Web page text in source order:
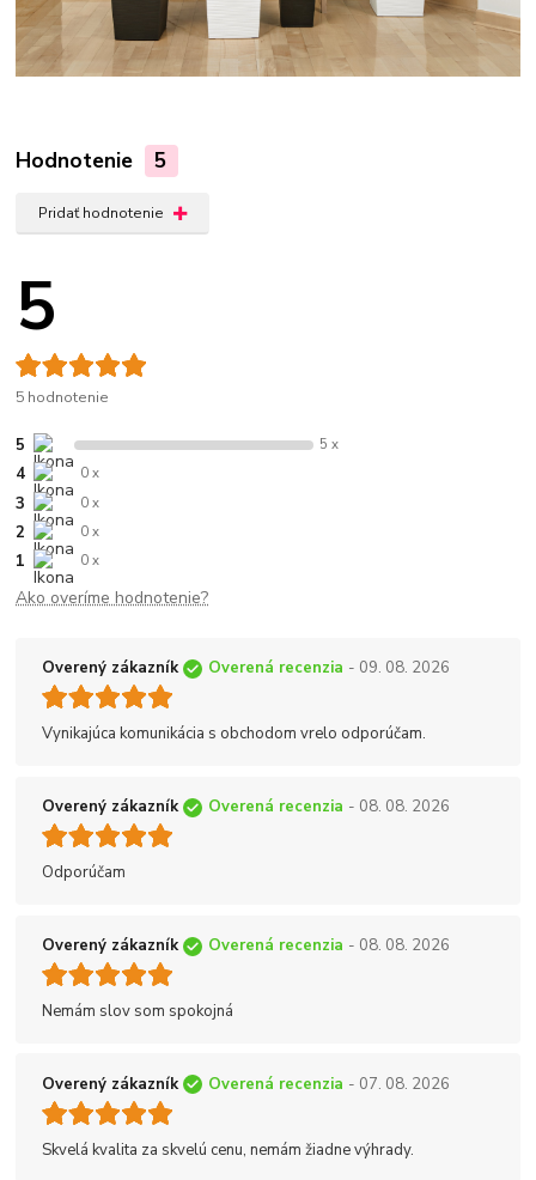
Hodnotenie 5
Pridať hodnotenie
5
5 hodnotenie
5 5 x
4 0 x
3 0 x
2 0 x
1 0 x
Ako overíme hodnotenie?
Overený zákazník Overená recenzia - 09. 08. 2026
Vynikajúca komunikácia s obchodom vrelo odporúčam.
Overený zákazník Overená recenzia - 08. 08. 2026
Odporúčam
Overený zákazník Overená recenzia - 08. 08. 2026
Nemám slov som spokojná
Overený zákazník Overená recenzia - 07. 08. 2026
Skvelá kvalita za skvelú cenu, nemám žiadne výhrady.